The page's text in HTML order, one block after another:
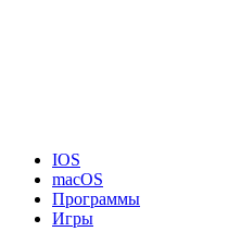
IOS
macOS
Программы
Игры